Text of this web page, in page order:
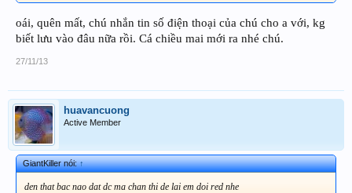
oái, quên mất, chú nhắn tin số điện thoại của chú cho a với, kg
biết lưu vào đâu nữa rồi. Cá chiều mai mới ra nhé chú.
27/11/13
huavancuong
Active Member
GiantKiller nói:↑
den that bac nao dat dc ma chan thi de lai em doi red nhe